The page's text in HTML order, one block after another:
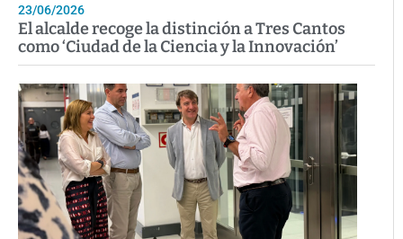
23/06/2026
El alcalde recoge la distinción a Tres Cantos
como ‘Ciudad de la Ciencia y la Innovación’